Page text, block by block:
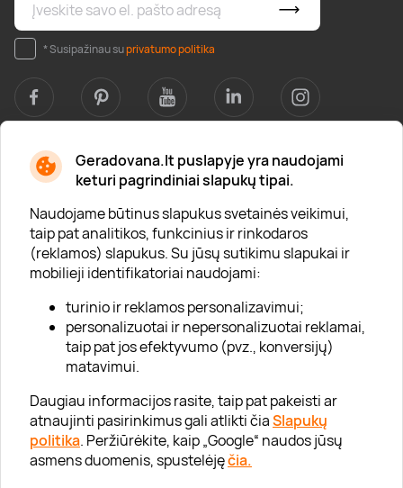
Geradovana.lt puslapyje yra naudojami
keturi pagrindiniai slapukų tipai.
Naudojame būtinus slapukus svetainės veikimui,
taip pat analitikos, funkcinius ir rinkodaros
(reklamos) slapukus. Su jūsų sutikimu slapukai ir
mobilieji identifikatoriai naudojami:
turinio ir reklamos personalizavimui;
personalizuotai ir nepersonalizuotai reklamai,
taip pat jos efektyvumo (pvz., konversijų)
matavimui.
Daugiau informacijos rasite, taip pat pakeisti ar
atnaujinti pasirinkimus gali atlikti čiaSlapukų
politika. Peržiūrėkite, kaip „Google“ naudos jūsų
asmens duomenis, spustelėjęčia.
* Susipažinau suprivatumo politika
Apie mus
Apie „Gera Dovana“
Lojalumo klubas
Karjera
Visi partneriai
Kontaktai
Tinklaraštis
Informacija